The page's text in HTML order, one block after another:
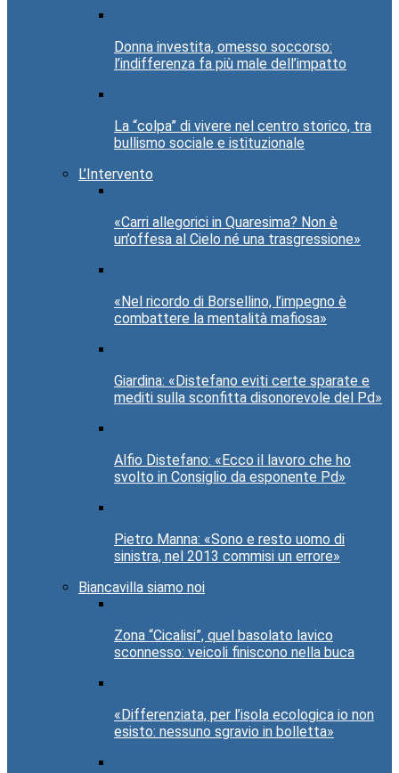
Donna investita, omesso soccorso:
l’indifferenza fa più male dell’impatto
La “colpa” di vivere nel centro storico, tra
bullismo sociale e istituzionale
L’Intervento
«Carri allegorici in Quaresima? Non è
un’offesa al Cielo né una trasgressione»
«Nel ricordo di Borsellino, l’impegno è
combattere la mentalità mafiosa»
Giardina: «Distefano eviti certe sparate e
mediti sulla sconfitta disonorevole del Pd»
Alfio Distefano: «Ecco il lavoro che ho
svolto in Consiglio da esponente Pd»
Pietro Manna: «Sono e resto uomo di
sinistra, nel 2013 commisi un errore»
Biancavilla siamo noi
Zona “Cicalisi”, quel basolato lavico
sconnesso: veicoli finiscono nella buca
«Differenziata, per l’isola ecologica io non
esisto: nessuno sgravio in bolletta»